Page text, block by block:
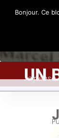
UN
Je
Bonjour. Ce